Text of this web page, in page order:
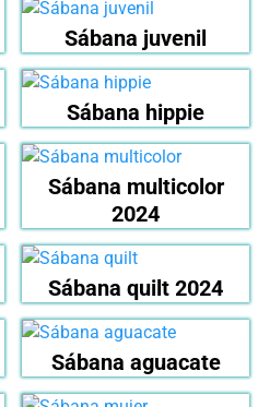
Sábana juvenil
Sábana hippie
Sábana multicolor
2024
Sábana quilt 2024
Sábana aguacate